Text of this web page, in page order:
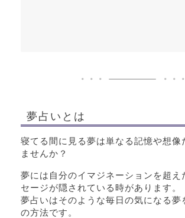
夢占いとは
寝てる間に見る夢は単なる記憶や想像
ませんか？
夢には自分のイマジネーションを超え
セージが隠されている時があります。
夢占いはそのような毎日の気になる夢
の方法です。